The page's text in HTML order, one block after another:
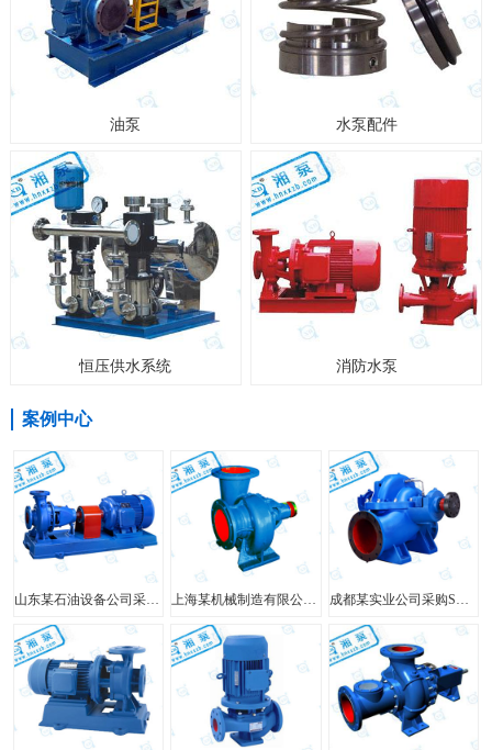
油泵 水泵配件
恒压供水系统 消防水泵
案例中心
山东某石油设备公司采购FIS型单级单吸离心泵